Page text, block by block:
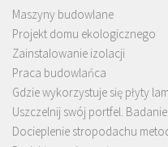
Maszyny budowlane
Projekt domu ekologicznego
Zainstalowanie izolacji
Praca budowlańca
Gdzie wykorzystuje się płyty
Uszczelnij swój portfel.
Docieplenie stropodachu